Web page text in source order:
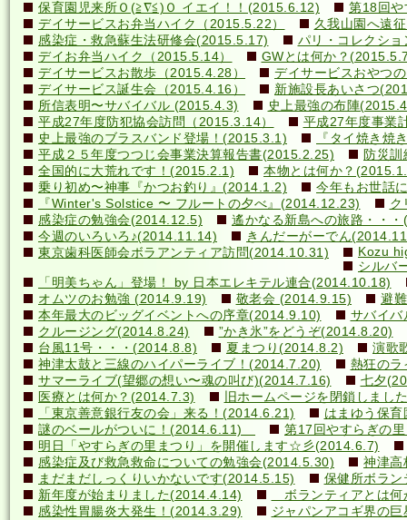
保育園児来所Ｏ(≧∇≦)Ｏ イエイ！！(2015.6.12)
第18回
デイサービスお弁当ハイク（2015.5.22）
久我山園へ遠
感染症・救急蘇生法研修会(2015.5.17)
パリ・コレクシ
デイお弁当ハイク（2015.5.14）
GWとは何か？
デイサービスお散歩（2015.4.28）
デイサービスおやつ
デイサービス誕生会（2015.4.16）
新施設長あいさつ
所信表明〜サバイバル (2015.4.3)
史上最強の布陣
平成27年度防犯協会訪問（2015.3.14）
平成27年度事業
史上最強のブラスバンド登場！(2015.3.1)
『タイ焼き焼
平成２５年度つつじ会事業決算報告書(2015.2.25)
防災
全国的に大荒れです！(2015.2.1)
本物とは何か？
乗り初め〜神事『かつお釣り』(2014.1.2)
今年もお世話
『Winter's Solstice 〜 フルートの夕べ』(2014.12.23)
ク
感染症の勉強会(2014.12.5)
遙かなる新島への旅路・・
今週のいろいろ♪(2014.11.14)
きんだーがーでん
東京歯科医師会ボラアンティア訪問(2014.10.31)
Kozu
シルバ
「明美ちゃん」登場！ by 日本エレキテル連合(2014.10.18)
オムツのお勉強 (2014.9.19)
敬老会 (2014.9.15)
避
本年最大のビッグイベントへの序章(2014.9.10)
サバイ
クルージング(2014.8.24)
”かき氷”をどうぞ(2014.8.20)
台風11号・・・(2014.8.8)
夏まつり(2014.8.2)
演歌
神津太鼓と三線のハイパーライブ！(2014.7.20)
熱狂の
サマーライブ(望郷の想い〜魂の叫び)(2014.7.16)
七夕
医療とは何か？(2014.7.3)
旧ホームページを閉鎖しまし
「東京善意銀行友の会」来る！(2014.6.21)
はまゆう保
謎のベールがついに！(2014.6.11)
第17回やすらぎの
明日「やすらぎの里まつり」を開催します☆彡(2014.6.7)
感染症及び救急救命についての勉強会(2014.5.30)
神津高
まだまだしっくりいかないです(2014.5.15)
保健所ボラ
新年度が始まりました(2014.4.14)
ボランティアとは
感染性胃腸炎大発生！(2014.3.29)
ジャパンアコギ界の